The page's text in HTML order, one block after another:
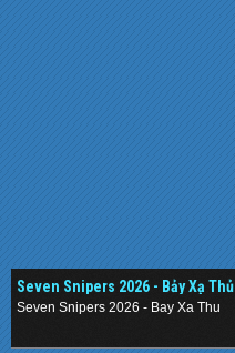
Seven Snipers 2026 - Bảy Xạ Thủ
Seven Snipers 2026 - Bay Xa Thu